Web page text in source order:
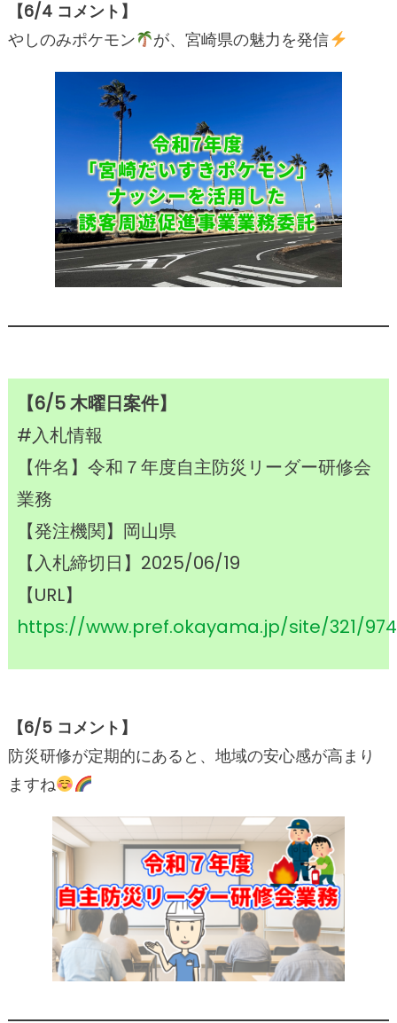
【6/4 コメント】
やしのみポケモン
が、宮崎県の魅力を発信
【6/5 木曜日案件】
#入札情報
【件名】令和７年度自主防災リーダー研修会
業務
【発注機関】岡山県
【入札締切日】2025/06/19
【URL】
https://www.pref.okayama.jp/site/321/
【6/5 コメント】
防災研修が定期的にあると、地域の安心感が高まり
ますね